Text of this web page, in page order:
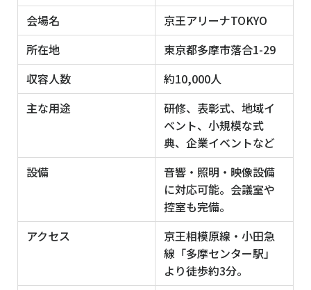
会場名
京王アリーナTOKYO
所在地
東京都多摩市落合1-29
収容人数
約10,000人
主な用途
研修、表彰式、地域イ
ベント、小規模な式
典、企業イベントなど
設備
音響・照明・映像設備
に対応可能。会議室や
控室も完備。
アクセス
京王相模原線・小田急
線「多摩センター駅」
より徒歩約3分。